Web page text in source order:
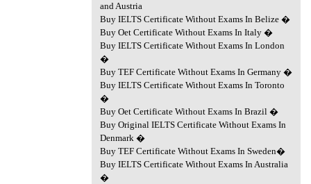
and Austria
Buy IELTS Certificate Without Exams In Belize �
Buy Oet Certificate Without Exams In Italy �
Buy IELTS Certificate Without Exams In London
�
Buy TEF Certificate Without Exams In Germany �
Buy IELTS Certificate Without Exams In Toronto
�
Buy Oet Certificate Without Exams In Brazil �
Buy Original IELTS Certificate Without Exams In
Denmark �
Buy TEF Certificate Without Exams In Sweden�
Buy IELTS Certificate Without Exams In Australia
�